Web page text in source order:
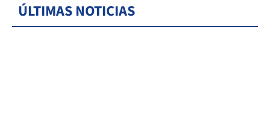
ÚLTIMAS NOTICIAS